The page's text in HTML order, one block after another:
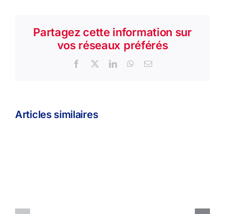
Partagez cette information sur
vos réseaux préférés
Facebook
X LinkedInWhatsApp
Email
Articles similaires